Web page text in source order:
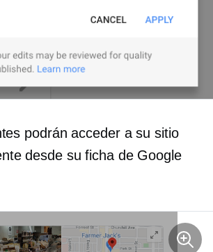
podrán acceder a su sitio
desde su ficha de Google